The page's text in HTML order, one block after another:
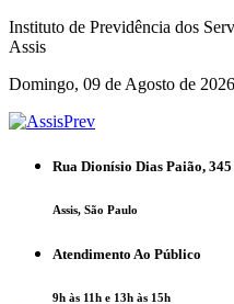
Instituto de Previdência dos
Assis
Domingo, 09 de Agosto de 2026
Rua Dionísio Dias Paião, 345
Assis, São Paulo
Atendimento Ao Público
9h às 11h e 13h às 15h